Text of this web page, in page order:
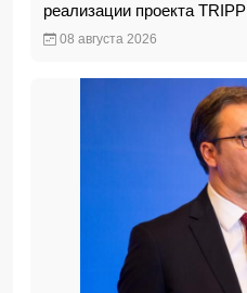
реализации проекта TRIPP
08 августа 2026